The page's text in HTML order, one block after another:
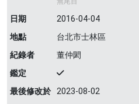
日期
2016-04-04
地點
台北市士林區
紀錄者
董仲閎
鑑定
最後修改於 2023-08-02